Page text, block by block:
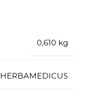
0,610 kg
HERBAMEDICUS